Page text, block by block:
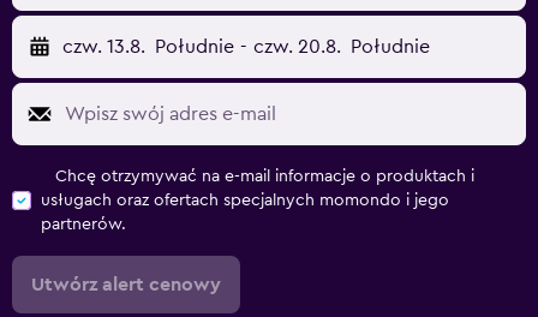
czw. 13.8. Południe - czw. 20.8. Południe
Chcę otrzymywać na e-mail informacje o produktach i
usługach oraz ofertach specjalnych momondo i jego
partnerów.
Utwórz alert cenowy